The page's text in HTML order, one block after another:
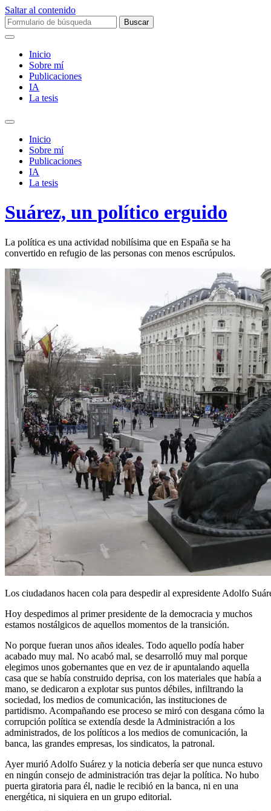
Saltar al contenido
Buscar:
Inicio
Sobre mí­
Publicaciones
IA
La tesis
Alternar
campo
búsqueda
Inicio
Sobre mí­
Publicaciones
IA
La tesis
Suárez, un político erguido
La política es una actividad nobilísima que en España se ha
convertido en refugio de las personas con menos escrúpulos.
Los ciudadanos hacen cola para despedir al expresidente Adolfo
Hoy despedimos al primer presidente de la democracia y muchos
estamos nostálgicos de aquellos momentos de la transición.
No porque fueran unos años ideales. Todo aquello podía haber
acabado muy mal. No acabó mal, se desarrolló muy mal porque
elegimos unos gobernantes que en vez de ir apuntalando aquella
casa que se había construido deprisa, con los materiales que había a
mano, se dedicaron a explotar sus puntos débiles, infiltrando la
sociedad, los medios de comunicación, las instituciones de
partidismo. Acompañando ese proceso se miró con desgana cómo la
corrupción política se extendía desde la Administración a los
administrados, de los políticos a los medios de comunicación, la
banca, las grandes empresas, los sindicatos, la patronal.
Ayer murió Adolfo Suárez y la noticia debería ser que nunca estuvo
en ningún consejo de administración tras dejar la política. No hubo
puerta giratoria para él, nadie le recibió en la banca, ni en una
energética, ni siquiera en un grupo editorial.